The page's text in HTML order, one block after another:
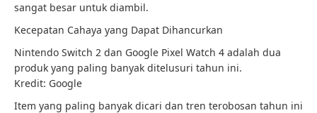
sangat besar untuk diambil.
Kecepatan Cahaya yang Dapat Dihancurkan
Nintendo Switch 2 dan Google Pixel Watch 4 adalah dua
produk yang paling banyak ditelusuri tahun ini.
Kredit: Google
Item yang paling banyak dicari dan tren terobosan tahun ini